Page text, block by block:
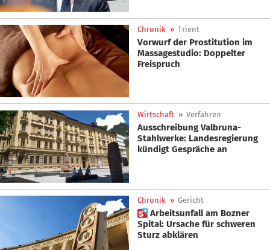
Chronik » Trient
Vorwurf der Prostitution im
Massagestudio: Doppelter
Freispruch
Wirtschaft » Verfahren
Ausschreibung Valbruna-
Stahlwerke: Landesregierung
kündigt Gespräche an
Chronik » Gericht
 Arbeitsunfall am Bozner
Spital: Ursache für schweren
Sturz abklären